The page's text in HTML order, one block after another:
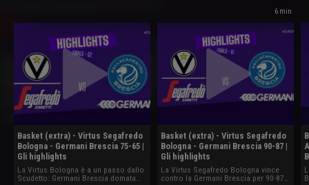
6 min
Basket (extra) - Virtus Segafredo
Bologna - Germani Brescia 75-65 |
Gli highlights
La Virtus Bologna è a un passo dallo
Scudetto: Germani Brescia domata
Basket (extra) - Virtus Segafredo
Bologna - Germani Brescia 90-87 |
Gli highlights
La Virtus Segafredo Bologna vince
contro la Germani Brescia per 90-87